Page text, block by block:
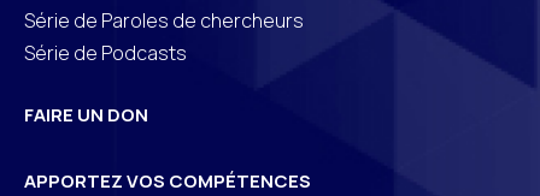
Série de Paroles de chercheurs
Série de Podcasts
FAIRE UN DON
APPORTEZ VOS COMPÉTENCES